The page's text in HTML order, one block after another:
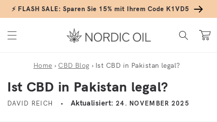
Direkt zum Inhalt
⚡ FLASH SALE: Sparen Sie 15% mit Ihrem Code K1VD5
Home › CBD Blog › Ist CBD in Pakistan legal?
Ist CBD in Pakistan legal?
DAVID REICH Aktualisiert: 24. NOVEMBER 2025